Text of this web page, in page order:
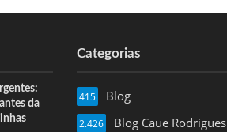
da
Categorias
Blog
415
Blog Caue Rodrigues
2.426